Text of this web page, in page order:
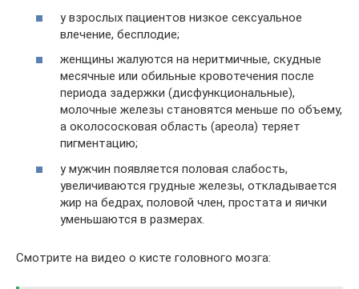
у взрослых пациентов низкое сексуальное
влечение, бесплодие;
женщины жалуются на неритмичные, скудные
месячные или обильные кровотечения после
периода задержки (дисфункциональные),
молочные железы становятся меньше по объему,
а околососковая область (ареола) теряет
пигментацию;
у мужчин появляется половая слабость,
увеличиваются грудные железы, откладывается
жир на бедрах, половой член, простата и яички
уменьшаются в размерах.
Смотрите на видео о кисте головного мозга: